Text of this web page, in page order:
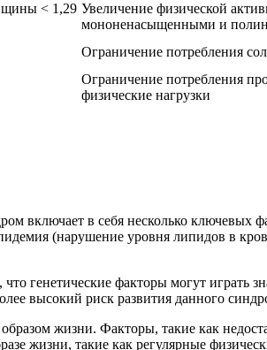
< 1,29 Увеличение физической
мононенасыщенными и
Ограничение потребления
Ограничение потребления
физические нагрузки
включает в себя несколько ключевых
(нарушение уровня липидов в
генетические факторы могут играть
высокий риск развития данного
жизни. Факторы, такие как
жизни, такие как регулярные